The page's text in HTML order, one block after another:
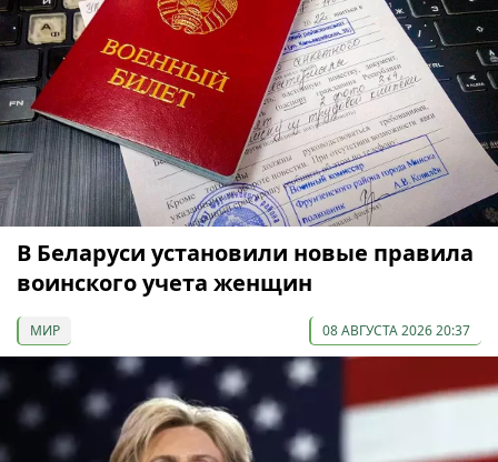
В Беларуси установили новые правила
воинского учета женщин
МИР 08 АВГУСТА 2026 20:37